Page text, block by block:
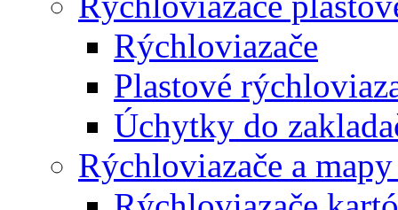
Rýchloviazače
Plastové
Úchytky do
Rýchloviazače a